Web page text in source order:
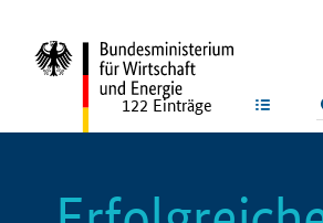
122 Einträge